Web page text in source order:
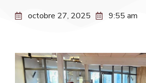
octobre 27, 2025 9:55 am